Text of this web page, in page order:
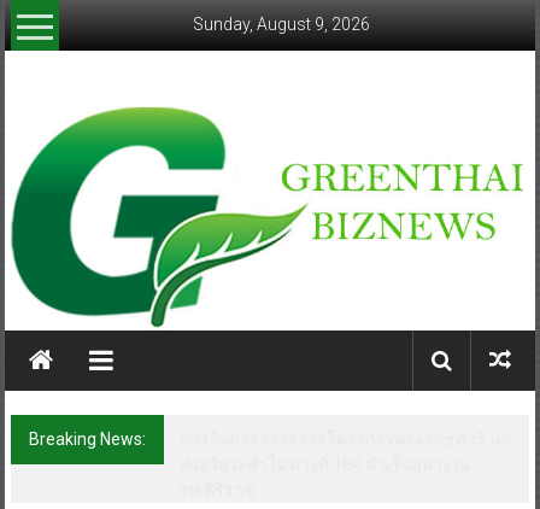
Skip
to
Sunday, August 9, 2026
greenthaibiznews.com
Breaking News: